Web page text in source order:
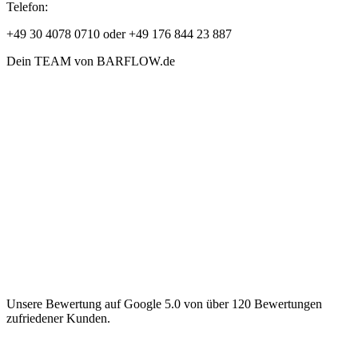
Telefon:
+49 30 4078 0710 oder +49 176 844 23 887
Dein TEAM von BARFLOW.de
Unsere Bewertung auf Google 5.0 von über 120 Bewertungen
zufriedener Kunden.